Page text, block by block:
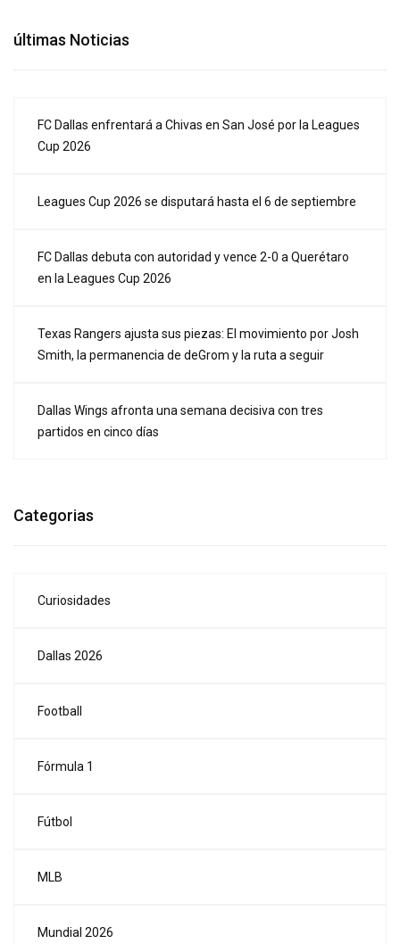
últimas Noticias
FC Dallas enfrentará a Chivas en San José por la Leagues
Cup 2026
Leagues Cup 2026 se disputará hasta el 6 de septiembre
FC Dallas debuta con autoridad y vence 2-0 a Querétaro
en la Leagues Cup 2026
Texas Rangers ajusta sus piezas: El movimiento por Josh
Smith, la permanencia de deGrom y la ruta a seguir
Dallas Wings afronta una semana decisiva con tres
partidos en cinco días
Categorias
Curiosidades
Dallas 2026
Football
Fórmula 1
Fútbol
MLB
Mundial 2026